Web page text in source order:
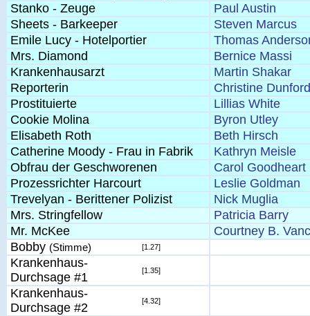
Stanko - Zeuge
Paul Austin
Sheets - Barkeeper
Steven Marcus
Emile Lucy - Hotelportier
Thomas
Mrs. Diamond
Bernice Massi
Krankenhausarzt
Martin Shakar
Reporterin
Christine Dunford
Prostituierte
Lillias White
Cookie Molina
Byron Utley
Elisabeth Roth
Beth Hirsch
Catherine Moody - Frau in Fabrik
Kathryn Meisle
Obfrau der Geschworenen
Carol Goodheart
Prozessrichter Harcourt
Leslie Goldman
Trevelyan - Berittener Polizist
Nick Muglia
Mrs. Stringfellow
Patricia Barry
Mr. McKee
Courtney B.
Bobby (Stimme) [1.27]
Krankenhaus-
Durchsage #1
[1.35]
Krankenhaus-
Durchsage #2
[4.32]